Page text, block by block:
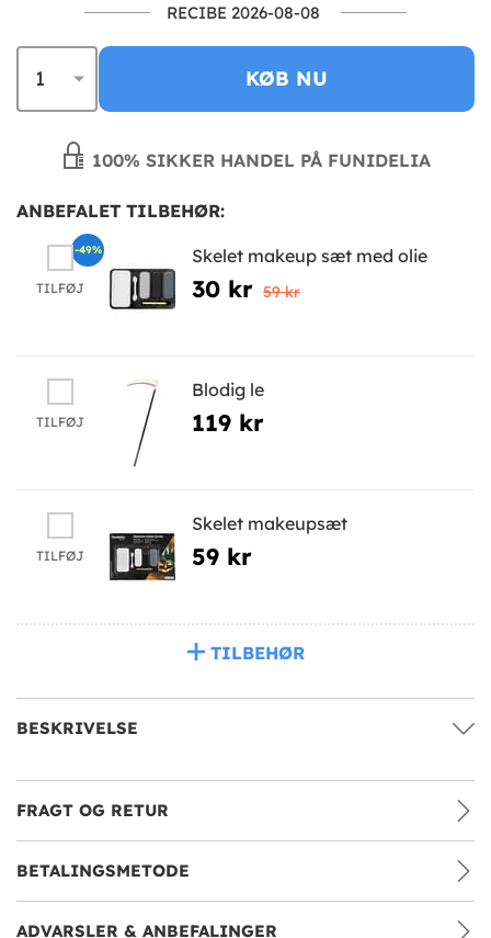
RECIBE 2026-08-08
KØB NU
100% SIKKER HANDEL PÅ FUNIDELIA
ANBEFALET TILBEHØR:
TILFØJ
Skelet makeup sæt med olie
30 kr 59 kr
-49%
TILFØJ
Blodig le
119 kr
TILFØJ
Skelet makeupsæt
59 kr
TILBEHØR
BESKRIVELSE
FRAGT OG RETUR
BETALINGSMETODE
ADVARSLER & ANBEFALINGER